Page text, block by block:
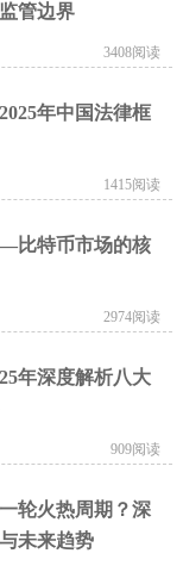
管边界
3408阅读
年中国法律框
1415阅读
比特币市场的核
2974阅读
年深度解析八大
909阅读
轮火热周期？深
未来趋势